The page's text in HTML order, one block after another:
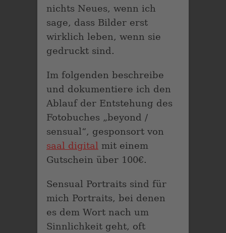
nichts Neues, wenn ich
sage, dass Bilder erst
wirklich leben, wenn sie
gedruckt sind.
Im folgenden beschreibe
und dokumentiere ich den
Ablauf der Entstehung des
Fotobuches „beyond /
sensual“, gesponsort von
saal digital mit einem
Gutschein über 100€.
Sensual Portraits sind für
mich Portraits, bei denen
es dem Wort nach um
Sinnlichkeit geht, oft